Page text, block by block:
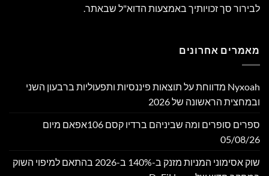
לבירור סך זכויותיך באמצעות הדוא"ל שבאתר.
מאמרים אחרונים
Nyxoah מדווחת על תוצאות פיננסיות ותפעוליות ברבעון השני
ובמחצית הראשונה של 2026
ספרים סופרים ומה שביניהם ברדיו קסם 106אפאם מיום
05/08/26
שוק אסימוני המניות מזנק ב-140% ב-2026 בהתאם למיפוי השוק